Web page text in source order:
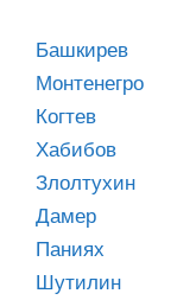
Башкирев
Монтенегро
Когтев
Хабибов
Злолтухин
Дамер
Паниях
Шутилин